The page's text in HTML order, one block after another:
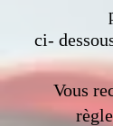
ci-
Vous